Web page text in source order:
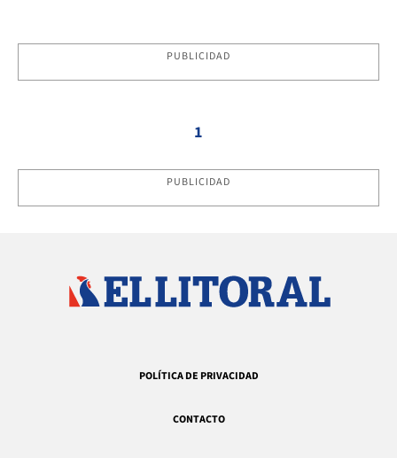
PUBLICIDAD
1
PUBLICIDAD
POLÍTICA DE PRIVACIDAD
CONTACTO